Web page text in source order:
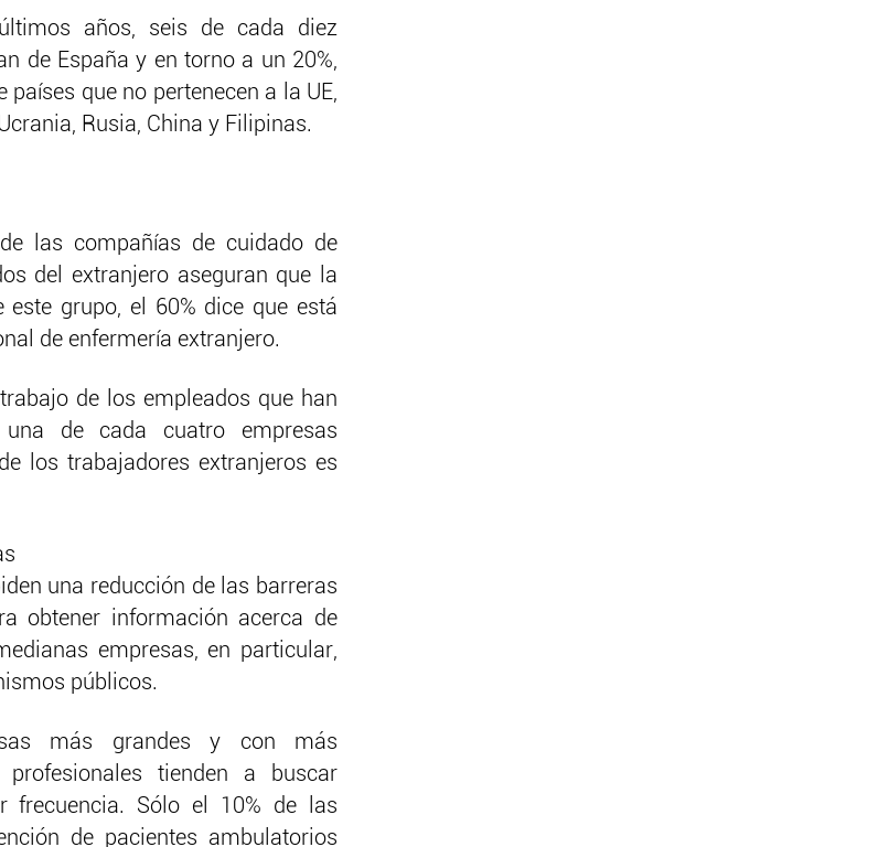
años, seis de cada diez
de España y en torno a un 20%,
que no pertenecen a la UE,
Rusia, China y Filipinas.
las compañías de cuidado de
del extranjero aseguran que la
grupo, el 60% dice que está
de enfermería extranjero.
de los empleados que han
de cada cuatro empresas
los trabajadores extranjeros es
una reducción de las barreras
obtener información acerca de
empresas, en particular,
públicos.
más grandes y con más
tienden a buscar
frecuencia. Sólo el 10% de las
de pacientes ambulatorios